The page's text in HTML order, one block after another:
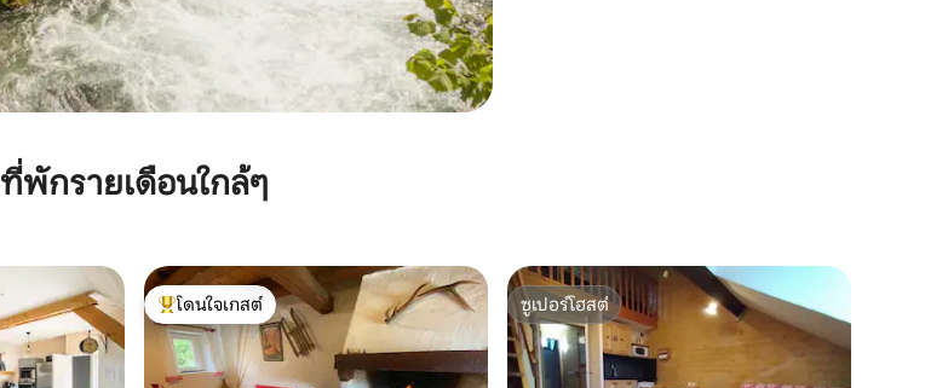
ที่พักรายเดือนใกล้ๆ
โดนใจเกสต์ที่สุด
โดนใจเกสต์
ซูเปอร์โฮสต์
ซูเปอร์โฮสต์